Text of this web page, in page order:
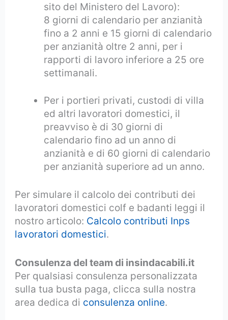
sito del Ministero del Lavoro):
8 giorni di calendario per anzianità
fino a 2 anni e 15 giorni di calendario
per anzianità oltre 2 anni, per i
rapporti di lavoro inferiore a 25 ore
settimanali.
Per i portieri privati, custodi di villa
ed altri lavoratori domestici, il
preavviso è di 30 giorni di
calendario fino ad un anno di
anzianità e di 60 giorni di calendario
per anzianità superiore ad un anno.
Per simulare il calcolo dei contributi dei
lavoratori domestici colf e badanti leggi il
nostro articolo: Calcolo contributi Inps
lavoratori domestici.
Consulenza del team di insindacabili.it
Per qualsiasi consulenza personalizzata
sulla tua busta paga, clicca sulla nostra
area dedica di consulenza online.